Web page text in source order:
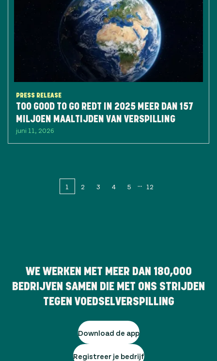
PRESS RELEASE
TOO GOOD TO GO REDT IN 2025 MEER DAN 157
MILJOEN MAALTIJDEN VAN VERSPILLING
juni 11, 2026
1 2 3 4 5 12
WE WERKEN MET MEER DAN 180,000
BEDRIJVEN SAMEN DIE MET ONS STRIJDEN
TEGEN VOEDSELVERSPILLING
Download de app
Registreer je bedrijf